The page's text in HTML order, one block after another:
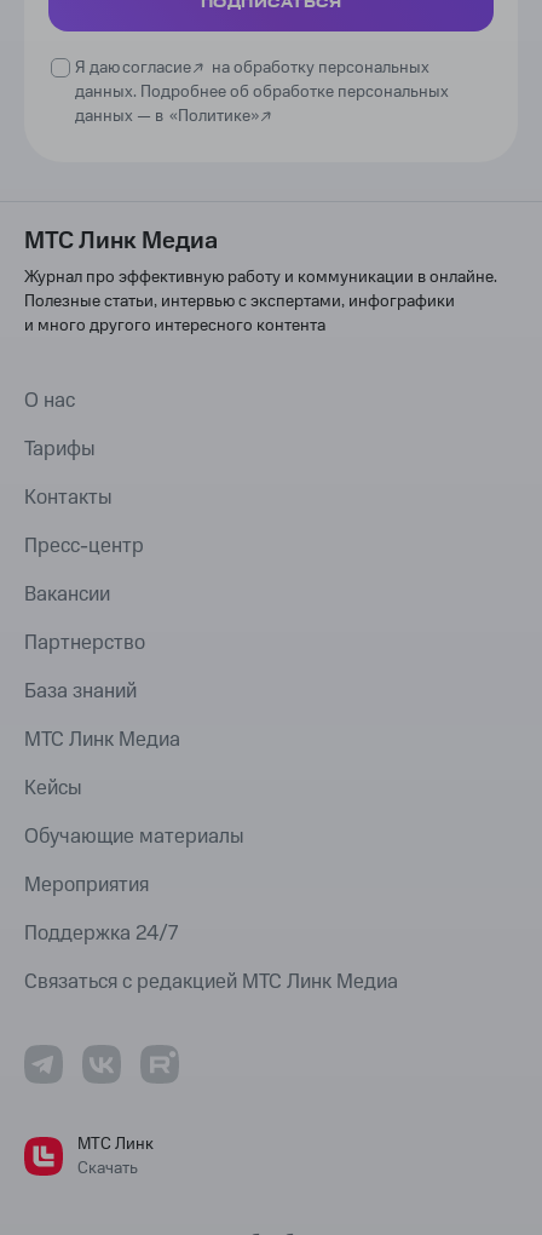
Я даюсогласие
на обработку персональных
данных. Подробнее об обработке персональных
данных — в «Политике»
МТС Линк Медиа
Журнал про эффективную работу и коммуникации в онлайне.
Полезные статьи, интервью с экспертами, инфографики
и много другого интересного контента
О нас
Тарифы
Контакты
Пресс-центр
Вакансии
Партнерство
База знаний
МТС Линк Медиа
Кейсы
Обучающие материалы
Мероприятия
Поддержка 24/7
Связаться с редакцией МТС Линк Медиа
МТС Линк
Скачать